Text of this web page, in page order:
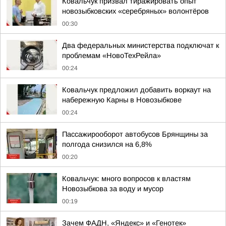
новозыбковских «серебряных» волонтёров
00:30
Два федеральных министерства подключат к
проблемам «НовоТехРейла»
00:24
Ковальчук предложил добавить воркаут на
набережную Карны в Новозыбкове
00:24
Пассажирооборот автобусов Брянщины за
полгода снизился на 6,8%
00:20
Ковальчук: много вопросов к властям
Новозыбкова за воду и мусор
00:19
Зачем ФАДН, «Яндекс» и «Генотек»